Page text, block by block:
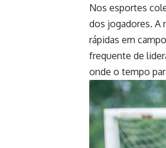
Nos esportes
dos jogadores. A
rápidas em
frequente de
onde o tempo